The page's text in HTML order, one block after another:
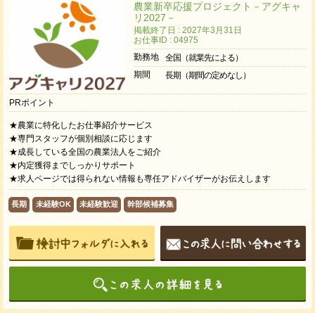
農業新卒応援プロジェクト－アグキャ
リ2027－
掲載終了日 : 2027年3月31日
お仕事ID : 04975
勤務地
全国（就業先による）
期間
長期（期間の定めなし）
PRポイント
★農業に特化したお仕事紹介サービス
★専門スタッフが個別相談に応じます
★成長している全国の農業法人をご紹介
★内定獲得までしっかりサポート
★求人ページでは得られない情報も専任アドバイザーがお伝えします
長期 未経験OK 未経験歓迎 幹部候補募集